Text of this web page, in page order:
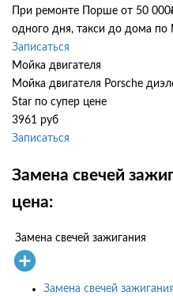
При ремонте Порше от 50
одного дня, такси до дома по
Записаться
Мойка двигателя
Мойка двигателя Porsche
Star по супер цене
3961 руб
Записаться
Замена свечей
цена:
Замена свечей зажигания
Замена свечей зажигания